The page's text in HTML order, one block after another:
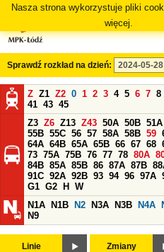
Nasza strona wykorzystuje pliki
więcej.
Sprawdź rozkład na dzień:
Z Z1 Z2 0 1 2 3 4 5 6 7 8
41 43 45
Z3 Z6 Z13 Z43 50A 50B 51A
55B 55C 56 57 58A 58B 59
64A 64B 65A 65B 66 67 68
73 75A 75B 76 77 78 80A
84B 85A 85B 86 87A 87B
91C 92A 92B 93 94 96 97A
G1 G2 H
W
N1A
N1B N2 N3A N3B N4A
N9
Linie Zmiany